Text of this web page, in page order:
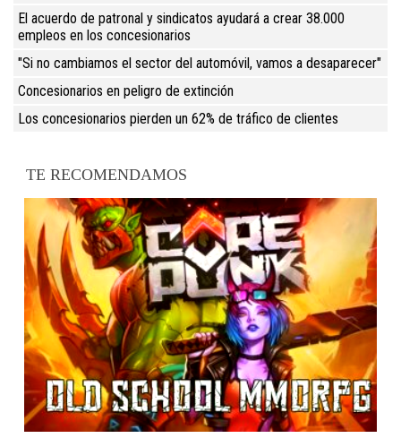
El acuerdo de patronal y sindicatos ayudará a crear 38.000
empleos en los concesionarios
"Si no cambiamos el sector del automóvil, vamos a desaparecer"
Concesionarios en peligro de extinción
Los concesionarios pierden un 62% de tráfico de clientes
TE RECOMENDAMOS